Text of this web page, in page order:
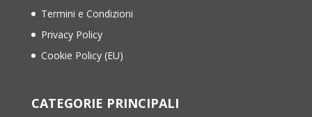
Termini e Condizioni
Privacy Policy
Cookie Policy (EU)
CATEGORIE PRINCIPALI